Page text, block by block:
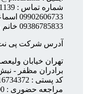
شماره تماس : 02188851139
09902606733 اسماعیل عسگریان
09386785833 خانم میراسماعیلی
آدرس شرکت پی
تهران خیابان
برادران مظفر - نبش بن
کد پستی : 1416734372
مراجعه حضوری : 9:00 – 17:00